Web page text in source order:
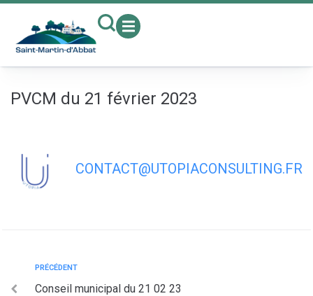
PVCM du 21 février 2023
CONTACT@UTOPIACONSULTING.FR
PRÉCÉDENT
Conseil municipal du 21 02 23